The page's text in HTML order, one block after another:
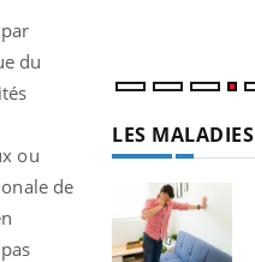
du
ou
de
LES MALADIES